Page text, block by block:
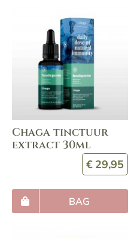
Chaga tinctuur
extract 30ml
€ 29,95
BAG